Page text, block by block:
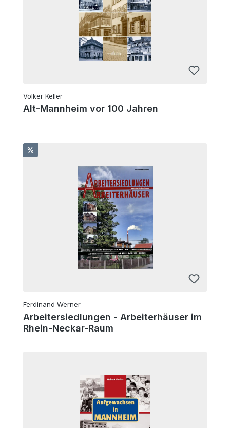
Volker Keller
Alt-Mannheim vor 100 Jahren
Rabatt
%
Ferdinand Werner
Arbeitersiedlungen - Arbeiterhäuser im
Rhein-Neckar-Raum